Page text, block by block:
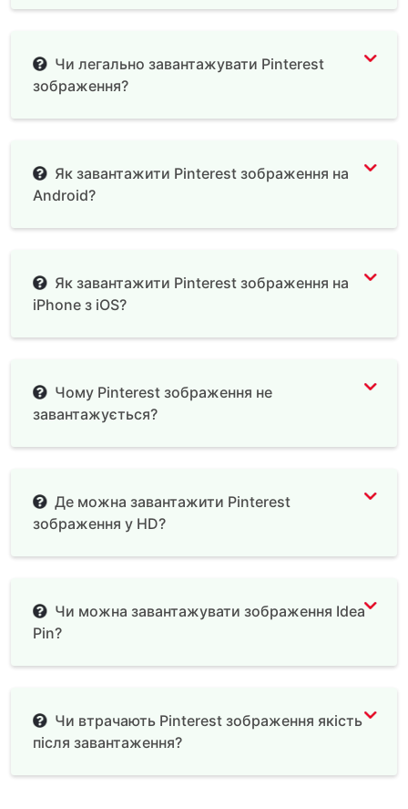
Чи легально завантажувати Pinterest
зображення?
Як завантажити Pinterest зображення на
Android?
Як завантажити Pinterest зображення на
iPhone з iOS?
Чому Pinterest зображення не
завантажується?
Де можна завантажити Pinterest
зображення у HD?
Чи можна завантажувати зображення Idea
Pin?
Чи втрачають Pinterest зображення якість
після завантаження?